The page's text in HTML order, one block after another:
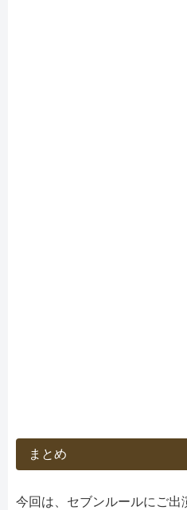
まとめ
今回は、 セブンルールにご出